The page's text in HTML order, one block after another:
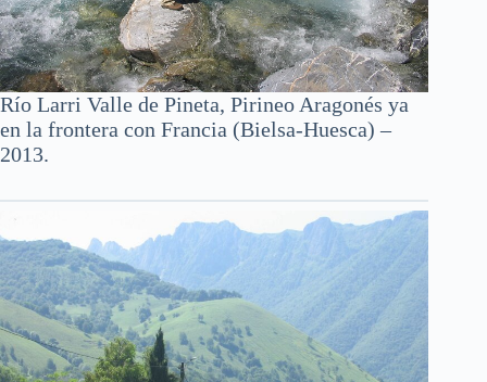
Río Larri Valle de Pineta, Pirineo Aragonés ya
en la frontera con Francia (Bielsa-Huesca) –
2013.